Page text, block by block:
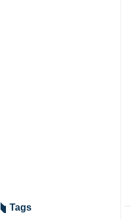
Tags